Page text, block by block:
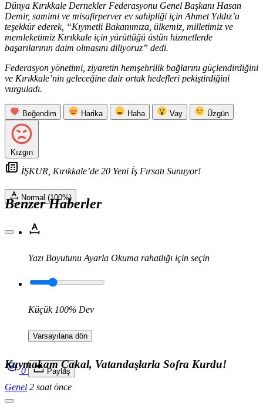
Dünya Kırıkkale Dernekler Federasyonu Genel Başkanı Hasan
Demir, samimi ve misafirperver ev sahipliği için Ahmet Yıldız’a
teşekkür ederek, “Kıymetli Bakanımıza, ülkemiz, milletimiz ve
memleketimiz Kırıkkale için yürüttüğü üstün hizmetlerde
başarılarının daim olmasını diliyoruz” dedi.
Federasyon yönetimi, ziyaretin hemşehrilik bağlarını güçlendirdiğini
ve Kırıkkale’nin geleceğine dair ortak hedefleri pekiştirdiğini
vurguladı.
Beğendim Harika Haha Vay Üzgün
Kızgın
İŞKUR, Kırıkkale’de 20 Yeni İş Fırsatı Sunuyor!
Normal (100%)
Yazı Boyutunu Ayarla Okuma rahatlığı için seçin
Küçük 100% Dev
Varsayılana dön
0 Paylaş
Benzer Haberler
Kaymakam Çakal, Vatandaşlarla Sofra Kurdu!
Genel 2 saat önce